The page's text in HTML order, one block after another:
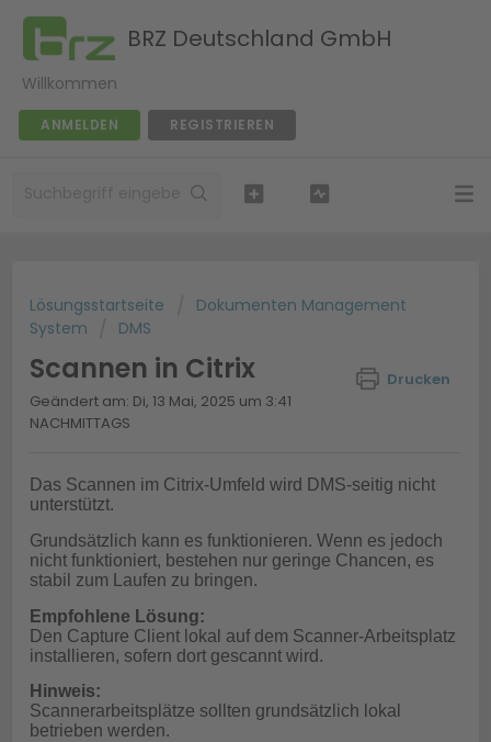
BRZ Deutschland GmbH
Willkommen
ANMELDEN REGISTRIEREN
Lösungsstartseite
Dokumenten Management
System
DMS
Scannen in Citrix
Drucken
Geändert am: Di, 13 Mai, 2025 um 3:41
NACHMITTAGS
Das Scannen im Citrix-Umfeld wird DMS-seitig nicht
unterstützt.
Grundsätzlich kann es funktionieren. Wenn es jedoch
nicht funktioniert, bestehen nur geringe Chancen, es
stabil zum Laufen zu bringen.
Empfohlene Lösung:
Den Capture Client lokal auf dem Scanner-Arbeitsplatz
installieren, sofern dort gescannt wird.
Hinweis:
Scannerarbeitsplätze sollten grundsätzlich lokal
betrieben werden.